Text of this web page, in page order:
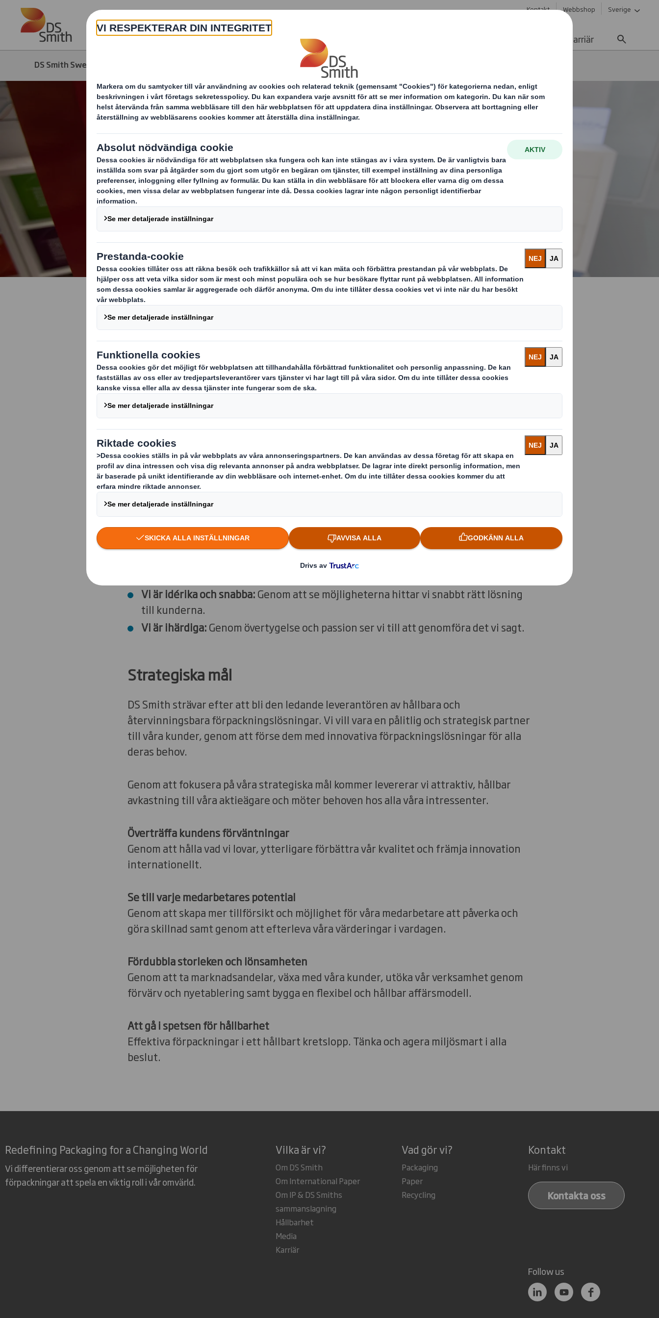
Skip to main content Kontakt Webbshop Sverige
Om oss Karriär
DS Smith Sweden
Strategi
Vår vision är att bli den ledande leverantören av hållbara och
återvinningsbara förpackningslösningar. Vi ska lyckas med det
genom att erbjuda bra service, produkter med god kvalité samt
innovativa och miljösmarta lösningar till våra kunder.
Våra värderingar
Vi visar engagemang:
kunder, våra anställda och vår omvärld.
Vi är pålitliga:Genom att alltid hålla det vi lovar.
Genom att konstruktivt utmana varandra och oss själva för att
Vi är idérika och snabba:Genom att se möjligheterna hittar vi snabbt rätt lösning
till kunderna.
Vi är ihärdiga:Genom övertygelse och passion ser vi till att genomföra det vi sagt.
Strategiska mål
DS Smith strävar efter att bli den ledande leverantören av hållbara och
återvinningsbara förpackningslösningar. Vi vill vara en pålitlig och strategisk partner
till våra kunder, genom att förse dem med innovativa förpackningslösningar för alla
deras behov.
Genom att fokusera på våra strategiska mål kommer levererar vi attraktiv, hållbar
avkastning till våra aktieägare och möter behoven hos alla våra intressenter.
Överträffa kundens förväntningar
Genom att hålla vad vi lovar, ytterligare förbättra vår kvalitet och främja innovation
internationellt.
Se till varje medarbetares potential
Genom att skapa mer tillförsikt och möjlighet för våra medarbetare att påverka och
göra skillnad samt genom att efterleva våra värderingar i vardagen.
Fördubbla storleken och lönsamheten
Genom att ta marknadsandelar, växa med våra kunder, utöka vår verksamhet genom
förvärv och nyetablering samt bygga en flexibel och hållbar affärsmodell.
Att gå i spetsen för hållbarhet
Effektiva förpackningar i ett hållbart kretslopp. Tänka och agera miljösmart i alla
beslut.
Redefining Packaging for a Changing World
Vi differentierar oss genom att se möjligheten för
förpackningar att spela en viktig roll i vår omvärld.
Vilka är vi?
Om DS Smith
Om International Paper
Om IP & DS Smiths
sammanslagning
Hållbarhet
Media
Karriär
Vad gör vi?
Packaging
Paper
Recycling
Kontakt
Här finns vi
Kontakta oss
Follow us